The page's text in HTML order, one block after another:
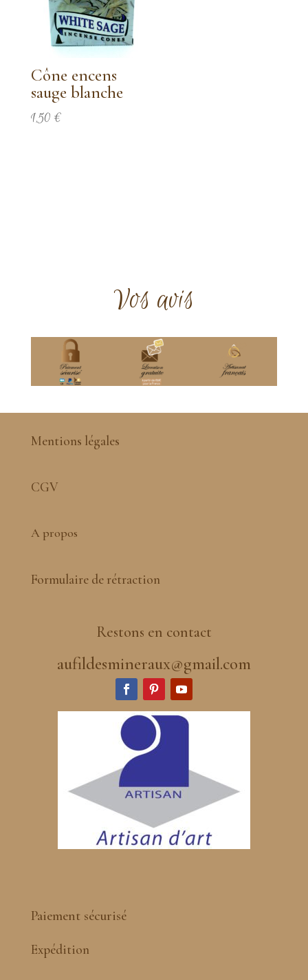
Cône encens
sauge blanche
1,50€
Vos avis
Mentions légales
CGV
A propos
Formulaire de rétraction
Restons en contact
aufildesmineraux@gmail.com
Paiement sécurisé
Expédition